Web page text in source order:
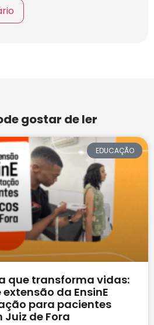
gostar de ler
EDUCAÇÃO
que transforma vidas:
da EnsinE
para pacientes
de Fora